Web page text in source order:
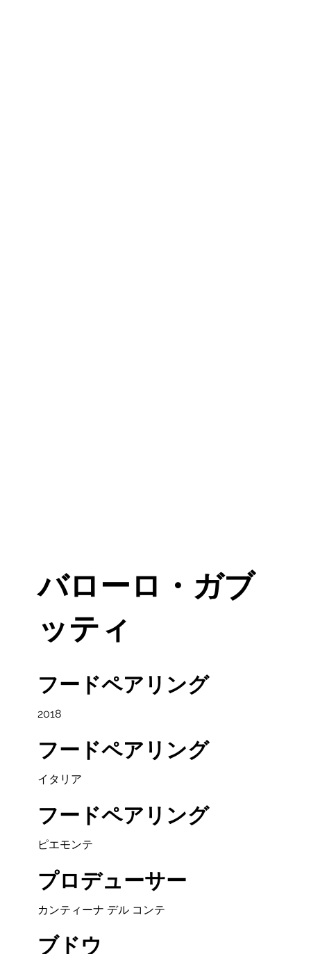
バローロ・ガブ
ッティ
フードペアリング
2018
フードペアリング
イタリア
フードペアリング
ピエモンテ
プロデューサー
カンティーナ デル コンテ
ブドウ